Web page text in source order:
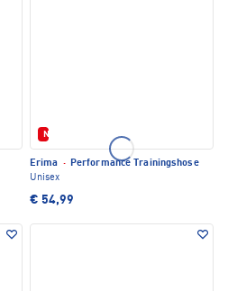
Neu
Erima · Performance Trainingshose
Unisex
€ 54,99